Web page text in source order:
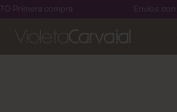
compra Envíos con MRW en